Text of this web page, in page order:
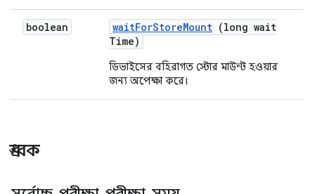
boolean waitForStoreMount (long wait
Time)
ডিভাইসের বহিরাগত স্টোর মাউন্ট হওয়ার
জন্য অপেক্ষা করে।
ধ্রুবক